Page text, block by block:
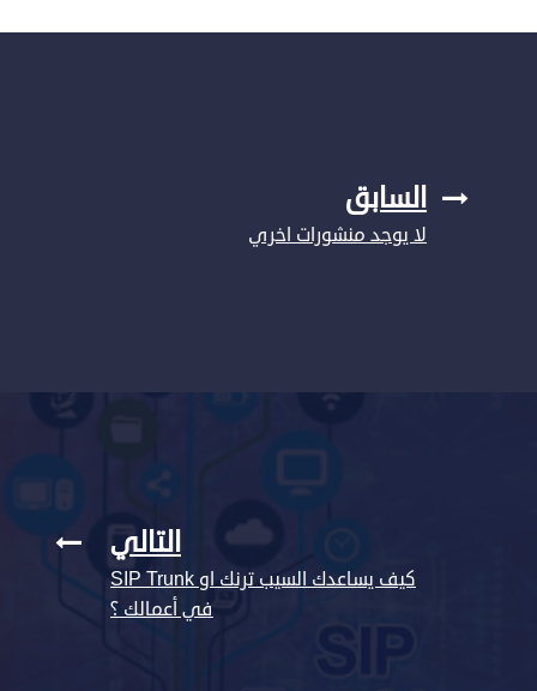
السابق
لا يوجد منشورات اخري
التالي
كيف يساعدك السيب ترنك او SIP Trunk
في أعمالك ؟